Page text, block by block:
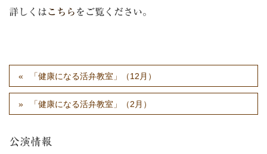
詳しくはこちら をご覧ください。
「健康になる活弁教室」（12月）
「健康になる活弁教室」（2月）
公演情報